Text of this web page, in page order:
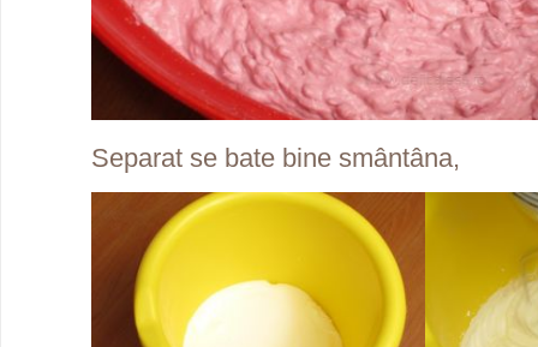
Separat se bate bine smântâna,